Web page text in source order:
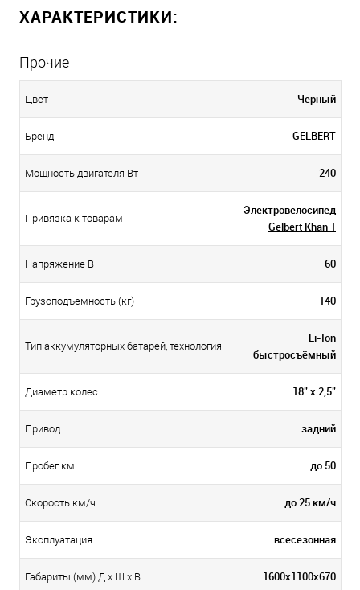
ХАРАКТЕРИСТИКИ:
Прочие
Цвет Черный
Бренд GELBERT
Мощность двигателя Вт 240
Привязка к товарам
Электровелосипед
Gelbert Khan 1
Напряжение В 60
Грузоподъемность (кг) 140
Тип аккумуляторных батарей, технология
Li-Ion
быстросъёмный
Диаметр колес 18" х 2,5"
Привод задний
Пробег км до 50
Скорость км/ч до 25 км/ч
Эксплуатация всесезонная
Габариты (мм) Д x Ш x В 1600х1100х670